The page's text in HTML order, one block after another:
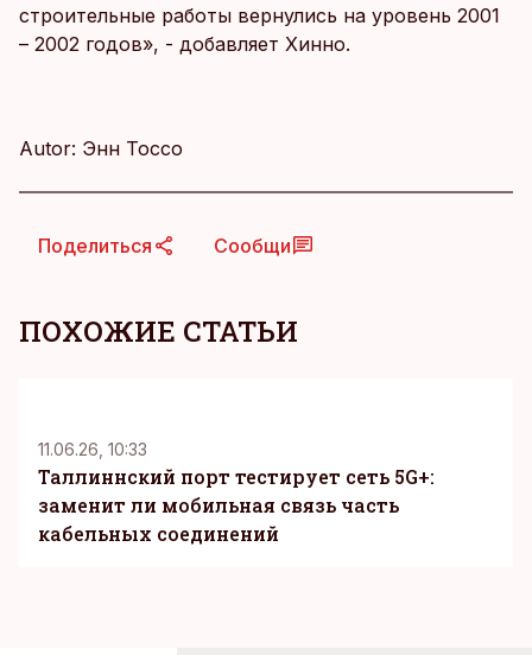
строительные работы вернулись на уровень 2001
– 2002 годов», - добавляет Хинно.
Autor: Энн Тоссо
Поделиться Сообщи
ПОХОЖИЕ СТАТЬИ
11.06.26, 10:33
Таллиннский порт тестирует сеть 5G+:
заменит ли мобильная связь часть
кабельных соединений